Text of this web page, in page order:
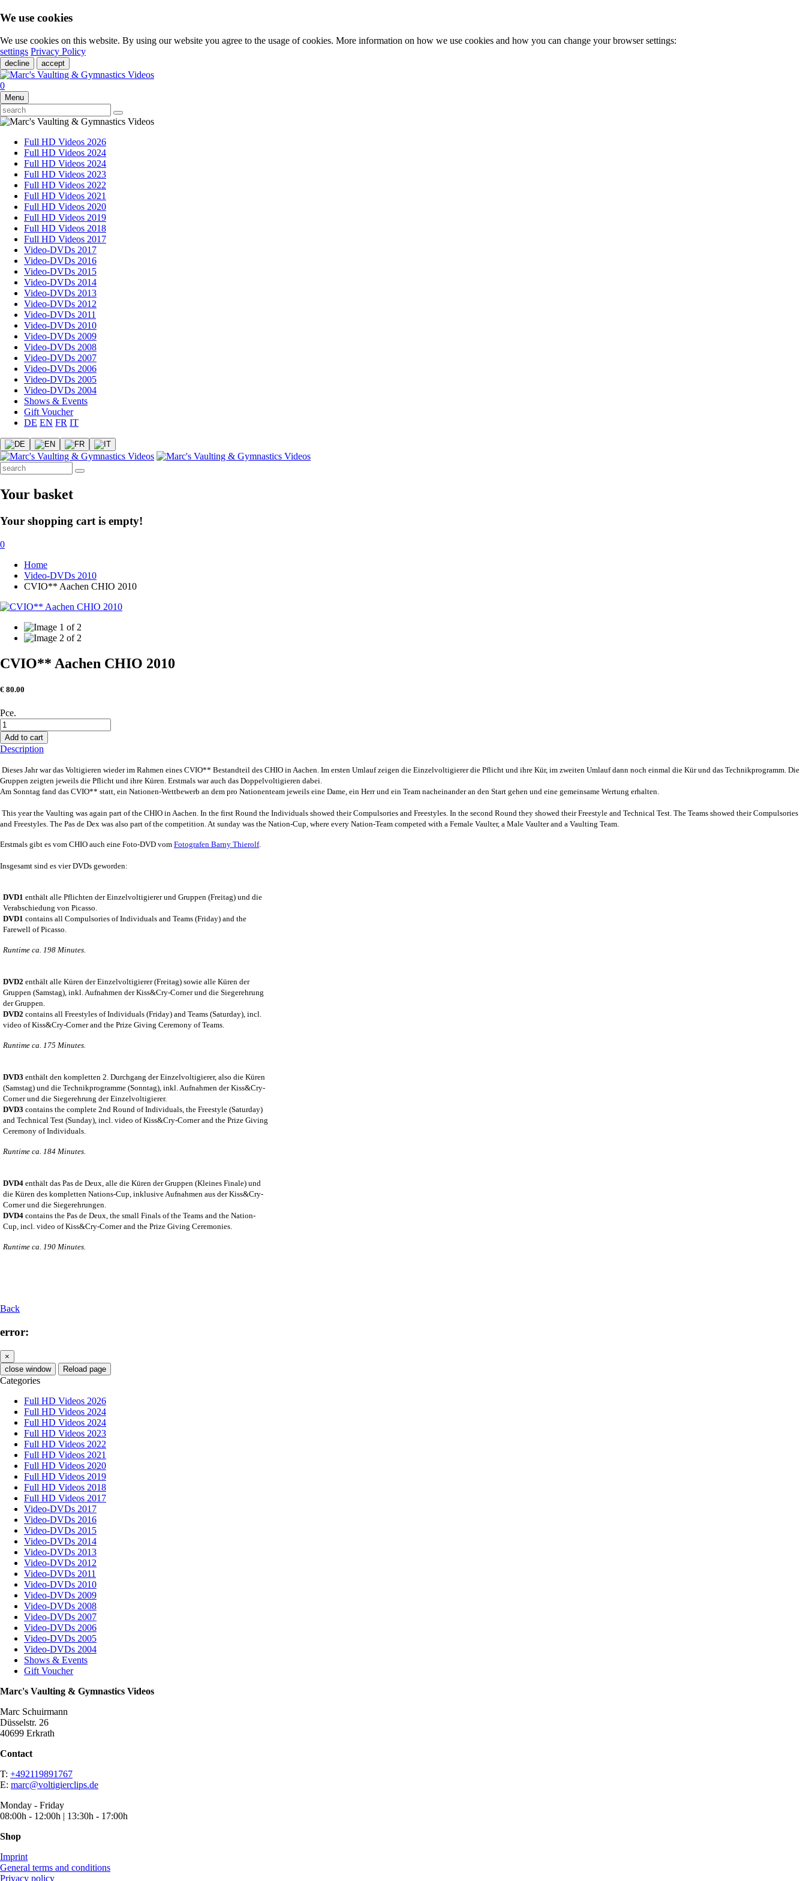
We use cookies
We use cookies on this website. By using our website you agree to the usage of cookies. More information on how we use cookies and how you can change your browser settings:
settings Privacy Policy
decline accept
0
Menu
Full HD Videos 2026
Full HD Videos 2024
Full HD Videos 2024
Full HD Videos 2023
Full HD Videos 2022
Full HD Videos 2021
Full HD Videos 2020
Full HD Videos 2019
Full HD Videos 2018
Full HD Videos 2017
Video-DVDs 2017
Video-DVDs 2016
Video-DVDs 2015
Video-DVDs 2014
Video-DVDs 2013
Video-DVDs 2012
Video-DVDs 2011
Video-DVDs 2010
Video-DVDs 2009
Video-DVDs 2008
Video-DVDs 2007
Video-DVDs 2006
Video-DVDs 2005
Video-DVDs 2004
Shows & Events
Gift Voucher
DE EN FR IT
Your basket
Your shopping cart is empty!
0
Home
Video-DVDs 2010
CVIO** Aachen CHIO 2010
CVIO** Aachen CHIO 2010
€ 80.00
Pce.
Add to cart
Description
Dieses Jahr war das Voltigieren wieder im Rahmen eines CVIO** Bestandteil des CHIO in Aachen. Im ersten Umlauf zeigen die Einzelvoltigierer die Pflicht und ihre Kür, im zweiten Umlauf dann noch einmal die Kür und das Technikprogramm. Die
Gruppen zeigten jeweils die Pflicht und ihre Küren. Erstmals war auch das Doppelvoltigieren dabei.
Am Sonntag fand das CVIO** statt, ein Nationen-Wettbewerb an dem pro Nationenteam jeweils eine Dame, ein Herr und ein Team nacheinander an den Start gehen und eine gemeinsame Wertung erhalten.
This year the Vaulting was again part of the CHIO in Aachen. In the first Round the Individuals showed their Compulsories and Freestyles. In the second Round they showed their Freestyle and Technical Test. The Teams showed their Compulsories
and Freestyles. The Pas de Dex was also part of the competition. At sunday was the Nation-Cup, where every Nation-Team competed with a Female Vaulter, a Male Vaulter and a Vaulting Team.
Erstmals gibt es vom CHIO auch eine Foto-DVD vom Fotografen Barny Thierolf.
Insgesamt sind es vier DVDs geworden:
DVD1 enthält alle Pflichten der Einzelvoltigierer und Gruppen (Freitag) und die
Verabschiedung von Picasso.
DVD1 contains all Compulsories of Individuals and Teams (Friday) and the
Farewell of Picasso.
Runtime ca. 198 Minutes.
DVD2 enthält alle Küren der Einzelvoltigierer (Freitag) sowie alle Küren der
Gruppen (Samstag), inkl. Aufnahmen der Kiss&Cry-Corner und die Siegerehrung
der Gruppen.
DVD2 contains all Freestyles of Individuals (Friday) and Teams (Saturday), incl.
video of Kiss&Cry-Corner and the Prize Giving Ceremony of Teams.
Runtime ca. 175 Minutes.
DVD3 enthält den kompletten 2. Durchgang der Einzelvoltigierer, also die Küren
(Samstag) und die Technikprogramme (Sonntag), inkl. Aufnahmen der Kiss&Cry-
Corner und die Siegerehrung der Einzelvoltigierer.
DVD3 contains the complete 2nd Round of Individuals, the Freestyle (Saturday)
and Technical Test (Sunday), incl. video of Kiss&Cry-Corner and the Prize Giving
Ceremony of Individuals.
Runtime ca. 184 Minutes.
DVD4 enthält das Pas de Deux, alle die Küren der Gruppen (Kleines Finale) und
die Küren des kompletten Nations-Cup, inklusive Aufnahmen aus der Kiss&Cry-
Corner und die Siegerehrungen.
DVD4 contains the Pas de Deux, the small Finals of the Teams and the Nation-
Cup, incl. video of Kiss&Cry-Corner and the Prize Giving Ceremonies.
Runtime ca. 190 Minutes.
Back
error:
×
close window
Reload page
Categories
Full HD Videos 2026
Full HD Videos 2024
Full HD Videos 2024
Full HD Videos 2023
Full HD Videos 2022
Full HD Videos 2021
Full HD Videos 2020
Full HD Videos 2019
Full HD Videos 2018
Full HD Videos 2017
Video-DVDs 2017
Video-DVDs 2016
Video-DVDs 2015
Video-DVDs 2014
Video-DVDs 2013
Video-DVDs 2012
Video-DVDs 2011
Video-DVDs 2010
Video-DVDs 2009
Video-DVDs 2008
Video-DVDs 2007
Video-DVDs 2006
Video-DVDs 2005
Video-DVDs 2004
Shows & Events
Gift Voucher
Marc's Vaulting & Gymnastics Videos
Marc Schuirmann
Düsselstr. 26
40699 Erkrath
Contact
T: +492119891767
E: marc@voltigierclips.de
Monday - Friday
08:00h - 12:00h | 13:30h - 17:00h
Shop
Imprint
General terms and conditions
Privacy policy